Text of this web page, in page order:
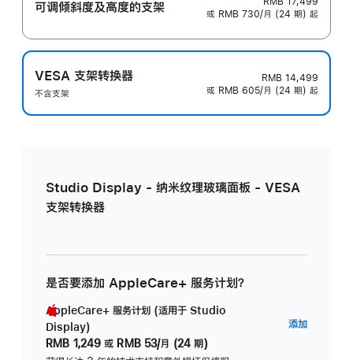
可调倾斜度及高‍度的支‍架
或 RMB 730/月 (24 期) 起
VESA 支架转换器
不含支架
RMB 14,499
或 RMB 605/月 (24 期) 起
Studio Display - 纳米纹理玻璃面板 - VESA
支架转换器
是否要添加 AppleCare+ 服务计划？
AppleCare+ 服务计划 (适用于 Studio
Display)
RMB 1,249 或 RMB 53/月 (24 期)
添加